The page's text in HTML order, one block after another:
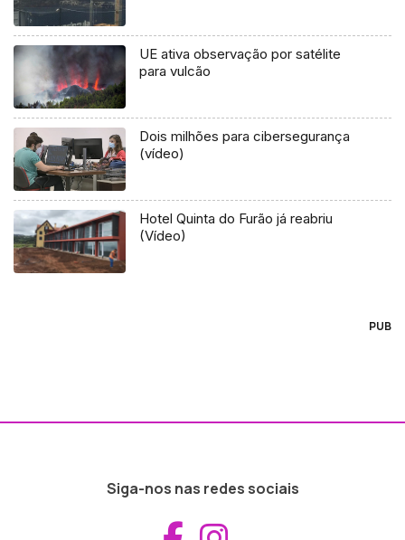
UE ativa observação por satélite
para vulcão
Dois milhões para cibersegurança
(vídeo)
Hotel Quinta do Furão já reabriu
(Vídeo)
PUB
Siga-nos nas redes sociais